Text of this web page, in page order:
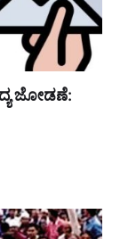
ಜೋಡಣೆ: